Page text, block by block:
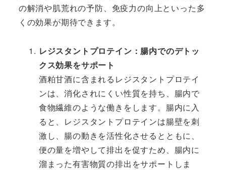
の解消や肌荒れの予防、免疫力の向上といった多
くの効果が期待できます。
レジスタントプロテイン：腸内でのデトッ
クス効果をサポート
酒粕甘酒に含まれるレジスタントプロテイ
ンは、消化されにくい性質を持ち、腸内で
食物繊維のような働きをします。腸内に入
ると、レジスタントプロテインは腸壁を刺
激し、腸の動きを活性化させるとともに、
便の量を増やして排出を促すため、腸内に
溜まった有害物質の排出をサポートしま